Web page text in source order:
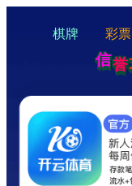
hello